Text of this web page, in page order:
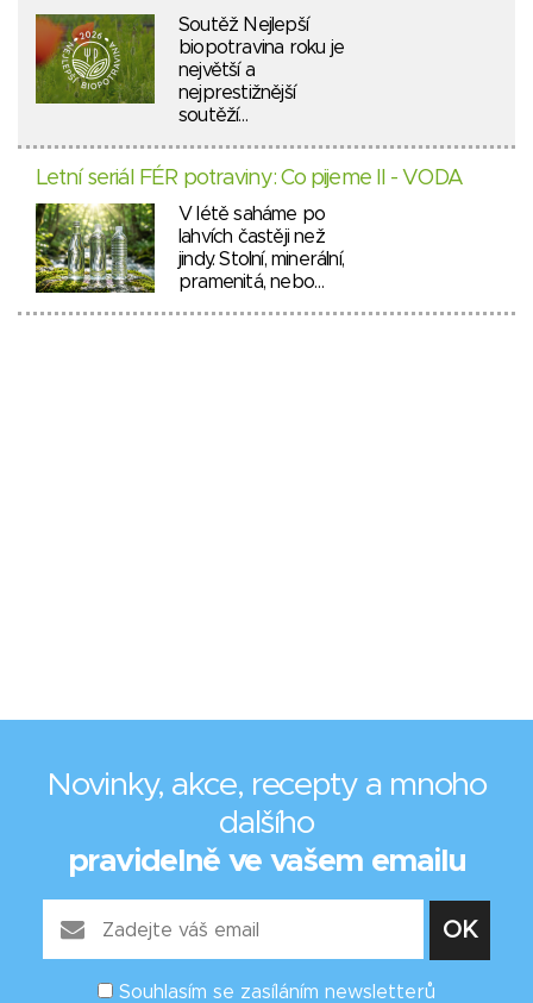
Soutěž Nejlepší
biopotravina roku je
největší a
nejprestižnější
soutěží…
Letní seriál FÉR potraviny: Co pijeme II - VODA
V létě saháme po
lahvích častěji než
jindy. Stolní, minerální,
pramenitá, nebo…
Novinky, akce, recepty a mnoho
dalšího
pravidelně ve vašem emailu
Souhlasím se zasíláním newsletterů